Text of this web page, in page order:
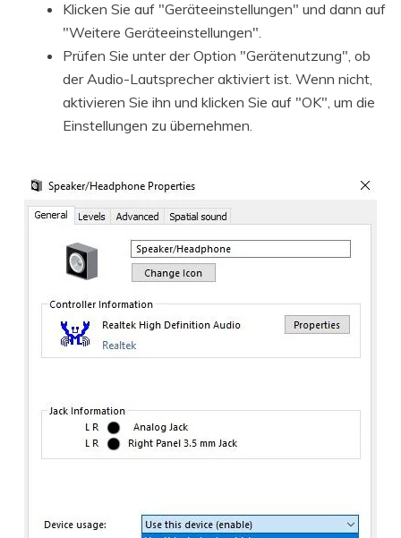
Klicken Sie auf "Geräteeinstellungen" und dann auf
"Weitere Geräteeinstellungen".
Prüfen Sie unter der Option "Gerätenutzung", ob
der Audio-Lautsprecher aktiviert ist. Wenn nicht,
aktivieren Sie ihn und klicken Sie auf "OK", um die
Einstellungen zu übernehmen.